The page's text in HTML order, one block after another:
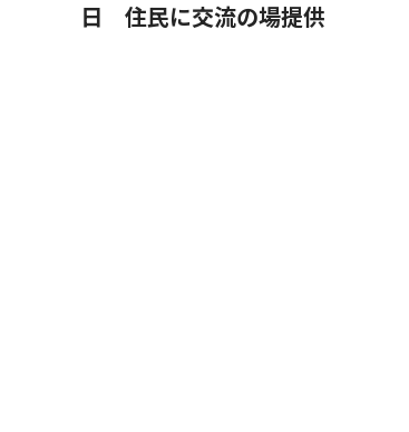
日 住民に交流の場提供